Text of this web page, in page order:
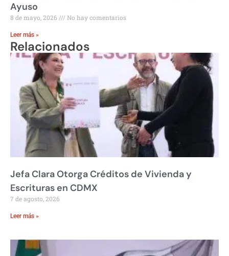
Ayuso
8 de mayo, 2026 No hay comentarios
Leer más »
Relacionados
Jefa Clara Otorga Créditos de Vivienda y
Escrituras en CDMX
7 de agosto, 2026
Leer más »